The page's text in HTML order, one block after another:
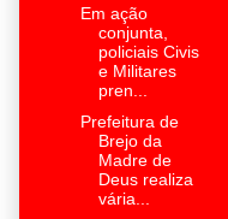
Em ação
conjunta,
policiais Civis
e Militares
pren...
Prefeitura de
Brejo da
Madre de
Deus realiza
vária...